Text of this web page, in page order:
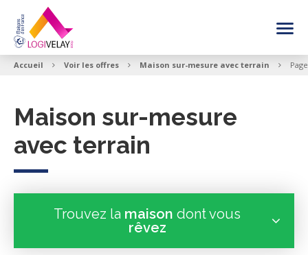
FAIRE CONSTRUIRE SA MAISON
VOIR LES OFFRES
BESOIN DE CONSEIL
Accueil Voir les offres Maison sur-mesure avec terrain
Maison sur-mesure
avec terrain
Trouvez la maison dont vous
rêvez